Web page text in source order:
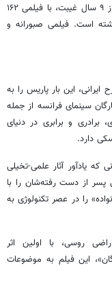
«والسکا گریزباخ» آلمانی پس از ۹ سال غیبت، با فیلمی ۱۶۲
است. فیلمی صبورانه و
این بار پاریس را به
سینمای فرانسه از جمله
برادری و برابری در دنیای
دارد.
که یادآور آثار علمی-تخیلی
از دست رفته‌شان را با
را در عصر تکنولوژی به
روسی، با اولین اثر
این فیلم به موضوعات